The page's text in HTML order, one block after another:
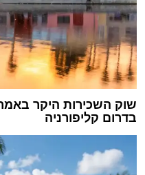
שוק השכירות היקר
בדרום קליפורניה